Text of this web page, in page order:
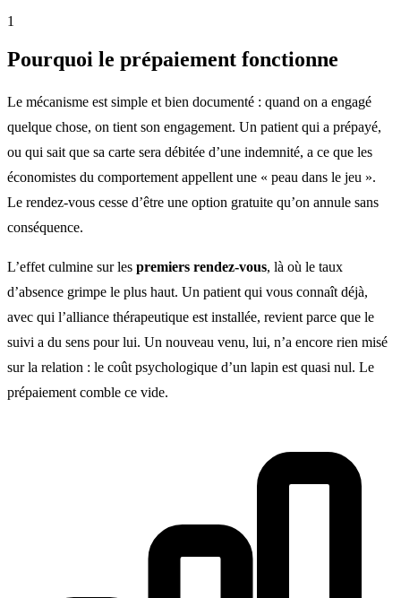
1
Pourquoi le prépaiement fonctionne
Le mécanisme est simple et bien documenté : quand on a engagé
quelque chose, on tient son engagement. Un patient qui a prépayé,
ou qui sait que sa carte sera débitée d’une indemnité, a ce que les
économistes du comportement appellent une « peau dans le jeu ».
Le rendez-vous cesse d’être une option gratuite qu’on annule sans
conséquence.
L’effet culmine sur les premiers rendez-vous, là où le taux
d’absence grimpe le plus haut. Un patient qui vous connaît déjà,
avec qui l’alliance thérapeutique est installée, revient parce que le
suivi a du sens pour lui. Un nouveau venu, lui, n’a encore rien misé
sur la relation : le coût psychologique d’un lapin est quasi nul. Le
prépaiement comble ce vide.